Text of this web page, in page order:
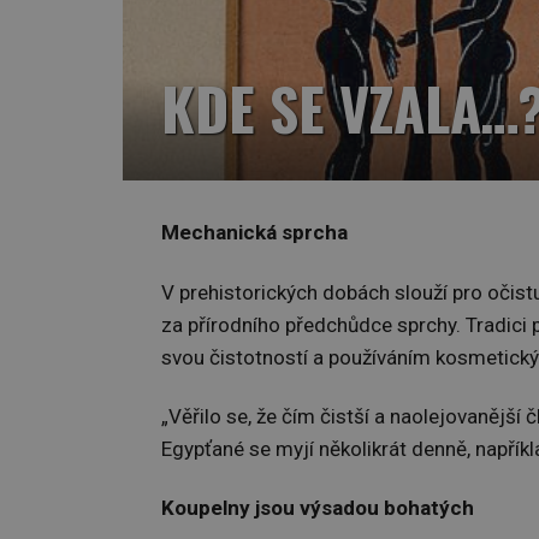
KDE SE
Mechanická sprcha
V prehistorických dobách slouží pro
za přírodního předchůdce sprchy. Tradici
svou čistotností a používáním
„Věřilo se, že čím čistší a naolejovanější
Egypťané se myjí několikrát denně,
Koupelny jsou výsadou bohatých